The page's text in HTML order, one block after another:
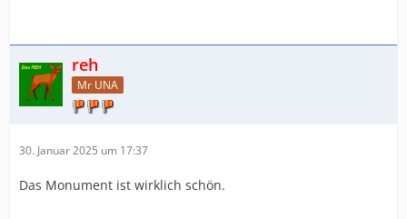
reh
Mr UNA
30. Januar 2025 um 17:37
Das Monument ist wirklich schön.